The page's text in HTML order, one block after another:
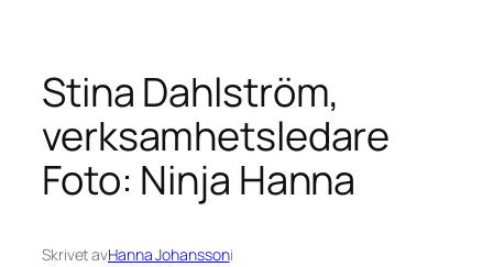
Stina Dahlström,
verksamhetsledare
Foto: Ninja Hanna
Skrivet avHanna Johanssoni